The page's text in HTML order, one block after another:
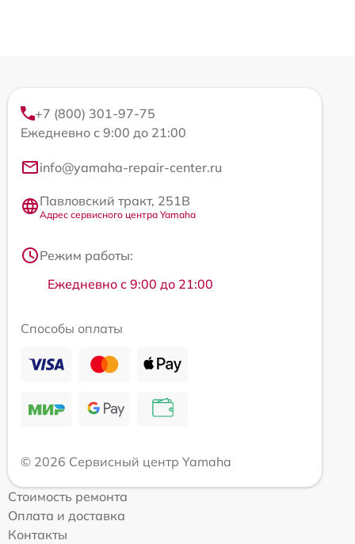
+7 (800) 301-97-75
Ежедневно с 9:00 до 21:00
info@yamaha-repair-center.ru
Павловский тракт, 251В
Адрес сервисного центра Yamaha
Режим работы:
Ежедневно с 9:00 до 21:00
Способы оплаты
© 2026 Сервисный центр Yamaha
Стоимость ремонта
Оплата и доставка
Контакты